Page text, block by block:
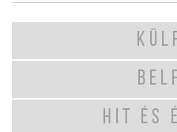
HIT ÉS